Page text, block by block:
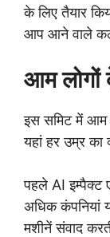
के लिए तैयार
आप आने वाले
आम लोगों
इस समिट में आम
यहां हर उम्र
पहले AI
अधिक कंपनियां
मशीनें संवाद